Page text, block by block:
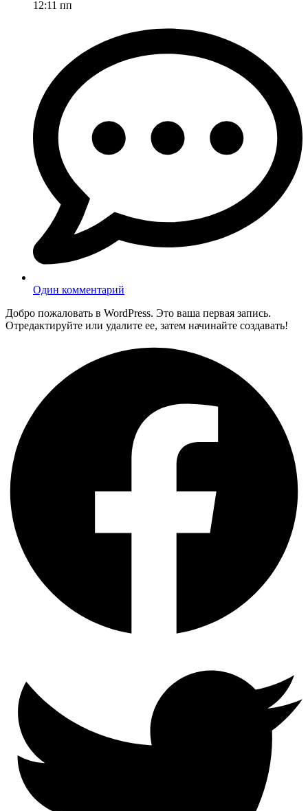
12:11 пп
Один комментарий
Добро пожаловать в WordPress. Это ваша первая запись.
Отредактируйте или удалите ее, затем начинайте создавать!